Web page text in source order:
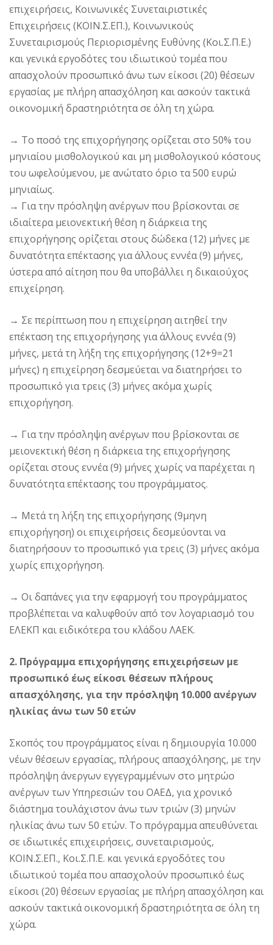
επιχειρήσεις, Κοινωνικές Συνεταιριστικές
Επιχειρήσεις (ΚΟΙΝ.Σ.ΕΠ.), Κοινωνικούς
Συνεταιρισμούς Περιορισμένης Ευθύνης (Κοι.Σ.Π.Ε.)
και γενικά εργοδότες του ιδιωτικού τομέα που
απασχολούν προσωπικό άνω των είκοσι (20) θέσεων
εργασίας με πλήρη απασχόληση και ασκούν τακτικά
οικονομική δραστηριότητα σε όλη τη χώρα.
→ Το ποσό της επιχορήγησης ορίζεται στο 50% του
μηνιαίου μισθολογικού και μη μισθολογικού κόστους
του ωφελούμενου, με ανώτατο όριο τα 500 ευρώ
μηνιαίως.
→ Για την πρόσληψη ανέργων που βρίσκονται σε
ιδιαίτερα μειονεκτική θέση η διάρκεια της
επιχορήγησης ορίζεται στους δώδεκα (12) μήνες με
δυνατότητα επέκτασης για άλλους εννέα (9) μήνες,
ύστερα από αίτηση που θα υποβάλλει η δικαιούχος
επιχείρηση.
→ Σε περίπτωση που η επιχείρηση αιτηθεί την
επέκταση της επιχορήγησης για άλλους εννέα (9)
μήνες, μετά τη λήξη της επιχορήγησης (12+9=21
μήνες) η επιχείρηση δεσμεύεται να διατηρήσει το
προσωπικό για τρεις (3) μήνες ακόμα χωρίς
επιχορήγηση.
→ Για την πρόσληψη ανέργων που βρίσκονται σε
μειονεκτική θέση η διάρκεια της επιχορήγησης
ορίζεται στους εννέα (9) μήνες χωρίς να παρέχεται η
δυνατότητα επέκτασης του προγράμματος.
→ Μετά τη λήξη της επιχορήγησης (9μηνη
επιχορήγηση) οι επιχειρήσεις δεσμεύονται να
διατηρήσουν το προσωπικό για τρεις (3) μήνες ακόμα
χωρίς επιχορήγηση.
→ Οι δαπάνες για την εφαρμογή του προγράμματος
προβλέπεται να καλυφθούν από τον λογαριασμό του
ΕΛΕΚΠ και ειδικότερα του κλάδου ΛΑΕΚ.
2. Πρόγραμμα επιχορήγησης επιχειρήσεων με
προσωπικό έως είκοσι θέσεων πλήρους
απασχόλησης, για την πρόσληψη 10.000 ανέργων
ηλικίας άνω των 50 ετών
Σκοπός του προγράμματος είναι η δημιουργία 10.000
νέων θέσεων εργασίας, πλήρους απασχόλησης, με την
πρόσληψη άνεργων εγγεγραμμένων στο μητρώο
ανέργων των Υπηρεσιών του ΟΑΕΔ, για χρονικό
διάστημα τουλάχιστον άνω των τριών (3) μηνών
ηλικίας άνω των 50 ετών. Το πρόγραμμα απευθύνεται
σε ιδιωτικές επιχειρήσεις, συνεταιρισμούς,
ΚΟΙΝ.Σ.ΕΠ., Κοι.Σ.Π.Ε. και γενικά εργοδότες του
ιδιωτικού τομέα που απασχολούν προσωπικό έως
είκοσι (20) θέσεων εργασίας με πλήρη απασχόληση και
ασκούν τακτικά οικονομική δραστηριότητα σε όλη τη
χώρα.